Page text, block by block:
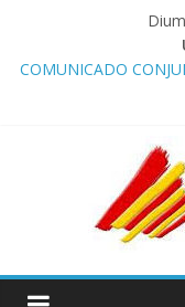
COMUNICADO
Comunicado STAC/
‘Esquadra del
Programa de Radio
STAC/ATC
OPERATIVA DE
Programa de Radio